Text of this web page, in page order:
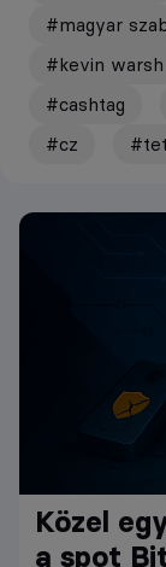
#magyar
#kevin warsh
#cashtag
#cz
Közel
a spot